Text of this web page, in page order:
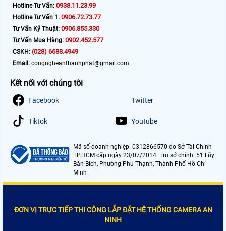
Hotline Tư Vấn: 0938.11.23.99
Hotline Tư Vấn 1: 0906.72.73.77
Tư Vấn Kỹ Thuật: 0906.855.330
Tư Vấn Mua Hàng: 0902.452.577
CSKH: (028) 6688.4949
Email: congngheanthanhphat@gmail.com
Kết nối với chúng tôi
Facebook Twitter
Tiktok Youtube
Mã số doanh nghiệp: 0312866570 do Sở Tài Chính
TP.HCM cấp ngày 23/07/2014. Trụ sở chính: 51 Lũy
Bán Bích, Phường Phú Thạnh, Thành Phố Hồ Chí
Minh
ĐƠN VỊ TRỰC TIẾP THI CÔNG LẮP ĐẶT HỆ THỐNG CAMERA AN
NINH